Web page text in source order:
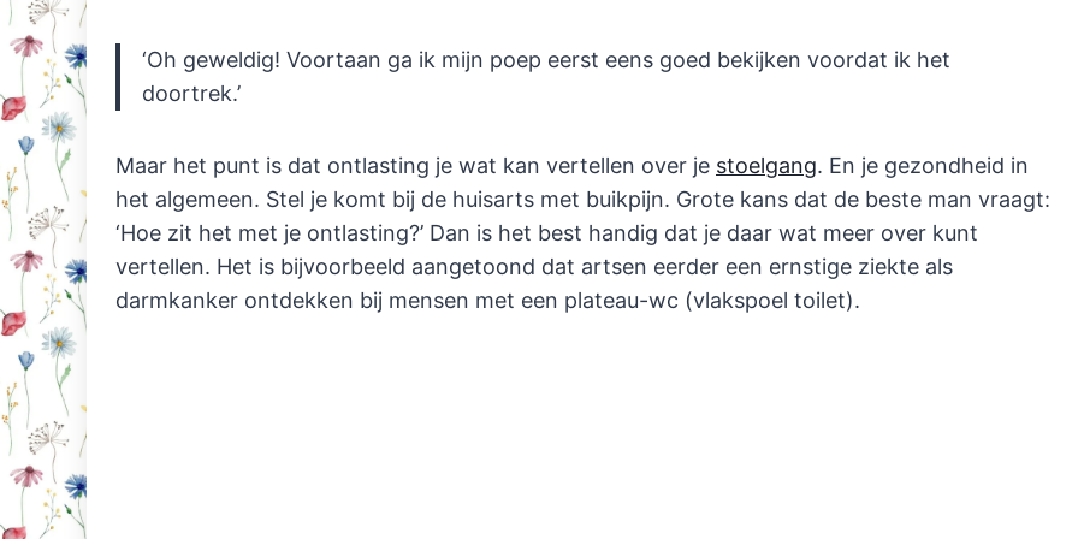
‘Oh geweldig! Voortaan ga ik mijn poep eerst eens goed bekijken voordat ik het
doortrek.’
Maar het punt is dat ontlasting je wat kan vertellen over je stoelgang. En je gezondheid in
het algemeen. Stel je komt bij de huisarts met buikpijn. Grote kans dat de beste man vraagt:
‘Hoe zit het met je ontlasting?’ Dan is het best handig dat je daar wat meer over kunt
vertellen. Het is bijvoorbeeld aangetoond dat artsen eerder een ernstige ziekte als
darmkanker ontdekken bij mensen met een plateau-wc (vlakspoel toilet).